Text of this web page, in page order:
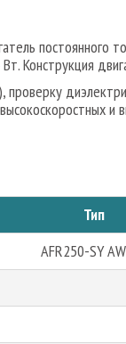
Тип
AFR250-SY